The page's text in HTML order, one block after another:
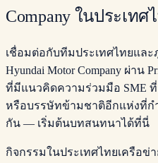
Company ในประเทศ
เชื่อมต่อกับทีมประเทศไทยแล
Hyundai Motor Company ผ่าน
ที่มีแนวคิดความร่วมมือ SME
หรือบรรษัทข้ามชาติอีกแห่งที่ก
กัน — เริ่มต้นบทสนทนาได้ที่นี่
กิจกรรมในประเทศไทยเครือข่